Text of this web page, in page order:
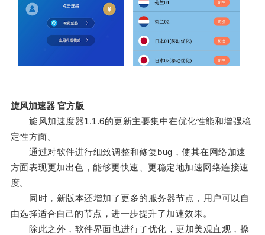
旋风加速器 官方版
旋风加速度器1.1.6的更新主要集中在优化性能和增强稳
定性方面。
通过对软件进行细致调整和修复bug，使其在网络加速
方面表现更加出色，能够更快速、更稳定地加速网络连接速
度。
同时，新版本还增加了更多的服务器节点，用户可以自
由选择适合自己的节点，进一步提升了加速效果。
除此之外，软件界面也进行了优化，更加美观直观，操